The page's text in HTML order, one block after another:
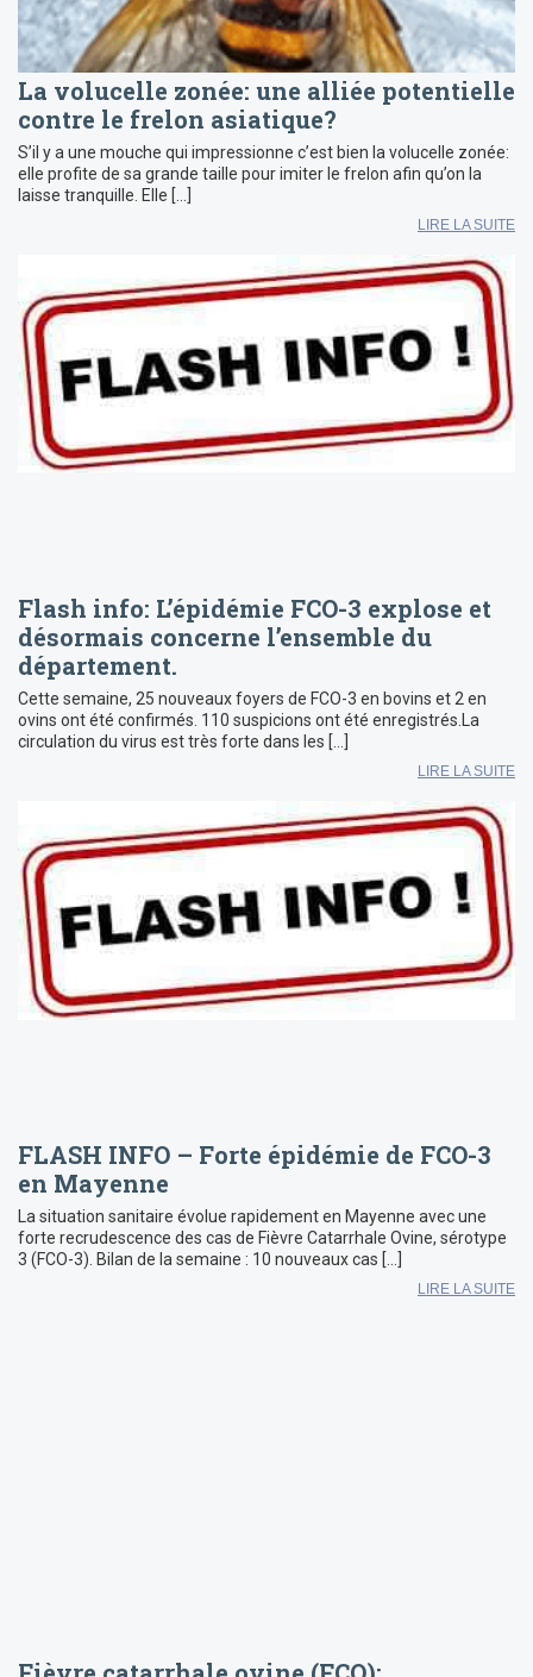
La volucelle zonée: une alliée potentielle
contre le frelon asiatique?
S’il y a une mouche qui impressionne c’est bien la volucelle zonée:
elle profite de sa grande taille pour imiter le frelon afin qu’on la
laisse tranquille. Elle […]
LIRE LA SUITE
Flash info: L’épidémie FCO-3 explose et
désormais concerne l’ensemble du
département.
Cette semaine, 25 nouveaux foyers de FCO-3 en bovins et 2 en
ovins ont été confirmés. 110 suspicions ont été enregistrés.La
circulation du virus est très forte dans les […]
LIRE LA SUITE
FLASH INFO – Forte épidémie de FCO-3
en Mayenne
La situation sanitaire évolue rapidement en Mayenne avec une
forte recrudescence des cas de Fièvre Catarrhale Ovine, sérotype
3 (FCO-3). Bilan de la semaine : 10 nouveaux cas […]
LIRE LA SUITE